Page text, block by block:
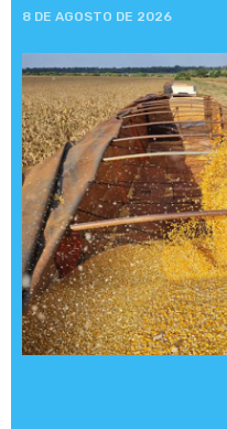
8 DE AGOSTO DE 2026